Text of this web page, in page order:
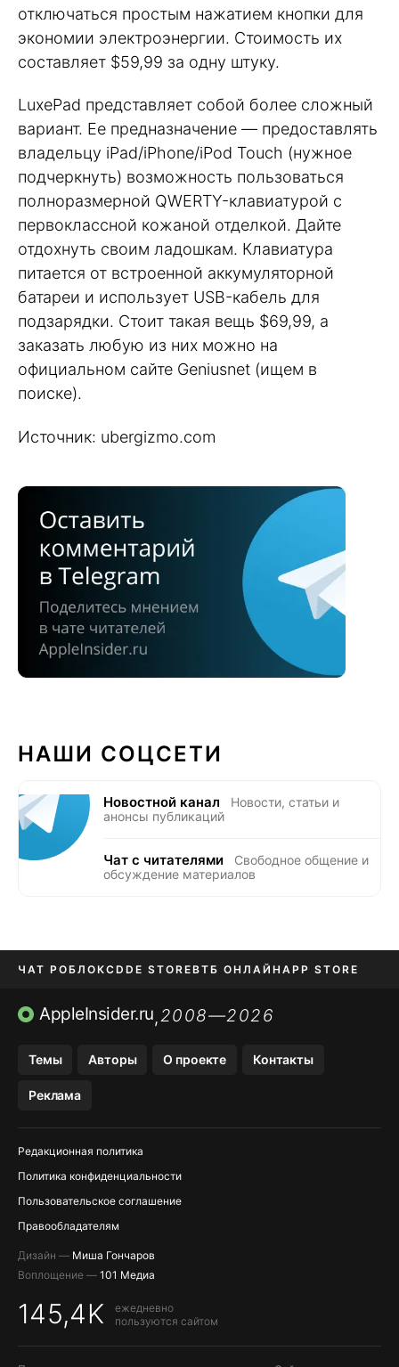
отключаться простым нажатием кнопки для
экономии электроэнергии. Стоимость их
составляет $59,99 за одну штуку.
LuxePad представляет собой более сложный
вариант. Ее предназначение — предоставлять
владельцу iPad/iPhone/iPod Touch (нужное
подчеркнуть) возможность пользоваться
полноразмерной QWERTY-клавиатурой с
первоклассной кожаной отделкой. Дайте
отдохнуть своим ладошкам. Клавиатура
питается от встроенной аккумуляторной
батареи и использует USB-кабель для
подзарядки. Стоит такая вещь $69,99, а
заказать любую из них можно на
официальном сайте Geniusnet (ищем в
поиске).
Источник: ubergizmo.com
НАШИ СОЦСЕТИ
Новостной канал
Новости, статьи и
анонсы публикаций
Чат с читателями
Свободное общение и
обсуждение материалов
ЧАТ РОБЛОКСDDE STOREВТБ ОНЛАЙН APP STORE
OZON БАНК KAKAOTALK И BIP
AppleInsider.ru,2008—2026
Темы Авторы О проекте Контакты
Реклама
Редакционная политика
Политика конфиденциальности
Пользовательское соглашение
Правообладателям
Дизайн — Миша Гончаров
Воплощение — 101 Медиа
145,4K
ежедневно
пользуются сайтом